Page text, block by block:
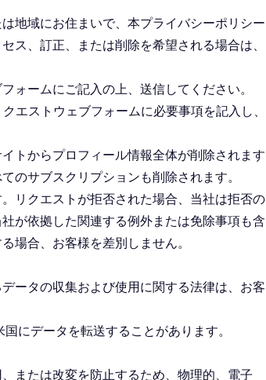
地域にお住まいで、本プライバシーポリシー
ス、訂正、または削除を希望される場合は、
ォームにご記入の上、送信してください。
エストウェブフォームに必要事項を記入し、
トからプロフィール情報全体が削除されます
のサブスクリプションも削除されます。
リクエストが拒否された場合、当社は拒否の
が依拠した関連する例外または免除事項も含
場合、お客様を差別しません。
ータの収集および使用に関する法律は、お客
にデータを転送することがあります。
または改変を防止するため、物理的、電子